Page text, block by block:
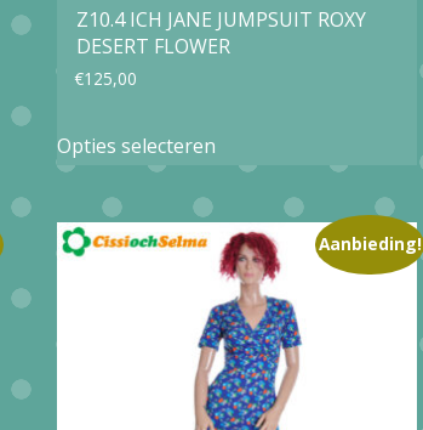
Z10.4 ICH JANE JUMPSUIT ROXY
DESERT FLOWER
€125,00
Opties selecteren
product
meerdere
variaties.
Deze
optie
kan
Aanbieding!